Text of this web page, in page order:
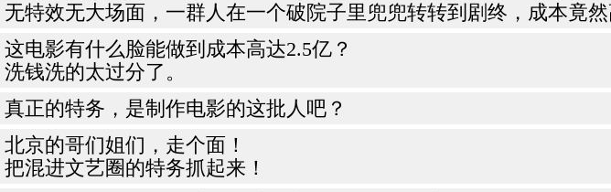
无特效无大场面，一群人在一个破院子里兜兜转转到剧终，成本竟
这电影有什么脸能做到成本高达2.5亿？
洗钱洗的太过分了。
真正的特务，是制作电影的这批人吧？
北京的哥们姐们，走个面！
把混进文艺圈的特务抓起来！